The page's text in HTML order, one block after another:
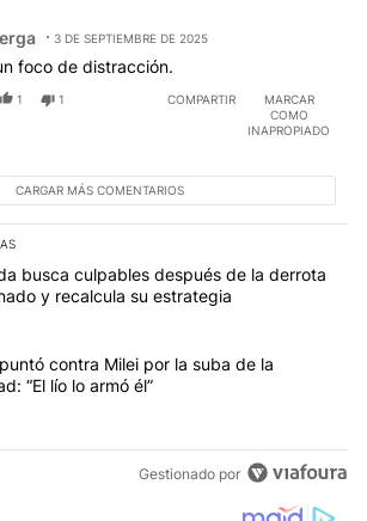
3 DE SEPTIEMBRE DE 2025
foco de distracción.
1 1 COMPARTIR
MARCAR
COMO
INAPROPIADO
CARGAR MÁS COMENTARIOS
los artículos con más comentarios en los
con el título "La Rosada busca
busca culpables después de la derrota
y recalcula su estrategia
con el título "Kicillof apuntó contra Milei
contra Milei por la suba de la
“El lío lo armó él”
Gestionado por